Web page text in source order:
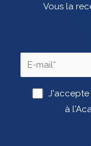
Vous la
à